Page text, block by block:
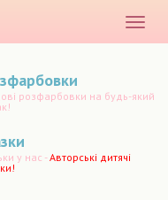
меню
розфарбовки на будь-який
у нас -Авторські дитячі